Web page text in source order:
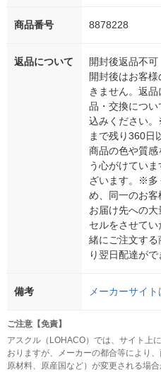
商品番号 8878228
返品について
開封後返品不可
開封後はお客
きません。返
品・交換につい
込みください
まで残り360日
商品の色や質感
う心がけてい
ざいます。※多
め、同一のお
お届け先への
セルをさせて
緒にご注文する
り翌日配達がで
備考 メーカーサイト
ご注意【免責】
アスクル（LOHACO）では、サイト上
おりますが、メーカーの都合等により
原材料、原産国など）が変更される場